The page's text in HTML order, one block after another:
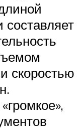
скоростью